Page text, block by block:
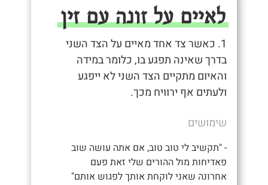
לאיים על זונה עם זין
1. כאשר צד אחד מאיים על הצד השני
בדרך שאינה תפגע בו, כלומר במידה
והאיום מתקיים הצד השני לא ייפגע
ולעתים אף ירוויח מכך.
שימושים
- "תקשיב לי טוב טוב, אם אתה עושה שוב
פאדיחות מול ההורים שלי זאת פעם
אחרונה שאני לוקחת אותך לפגוש אותם"